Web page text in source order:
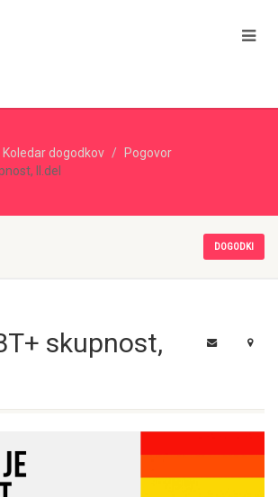
Koledar dogodkov
Pogovor
II.del
DOGODKI
skupnost,